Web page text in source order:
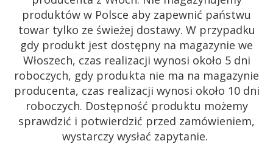
produktów w Polsce aby zapewnić państwu
towar tylko ze świeżej dostawy. W przypadku
gdy produkt jest dostępny na magazynie we
Włoszech, czas realizacji wynosi około 5 dni
roboczych, gdy produkta nie ma na magazynie
producenta, czas realizacji wynosi około 10 dni
roboczych. Dostępność produktu możemy
sprawdzić i potwierdzić przed zamówieniem,
wystarczy wysłać zapytanie.